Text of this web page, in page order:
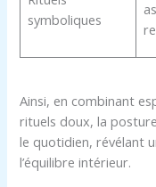
symboliques
Ainsi, en combinant
rituels doux, la
le quotidien, révélant
l’équilibre intérieur.